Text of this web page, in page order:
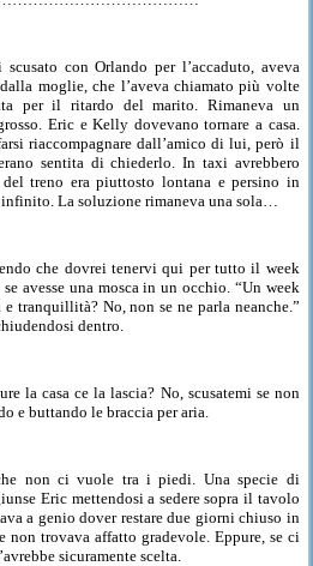
scusato con Orlando per l’accaduto, aveva
moglie, che l’aveva chiamato più volte
per il ritardo del marito. Rimaneva un
Eric e Kelly dovevano tornare a casa.
riaccompagnare dall’amico di lui, però il
sentita di chiederlo. In taxi avrebbero
treno erapiuttosto lontana e persino in
La soluzione rimaneva una sola…
che dovrei tenervi qui per tutto il week
avesse una mosca in un occhio. “Un week
e tranquillità? No, non se ne parla neanche.”
dentro.
la casa ce la lascia? No, scusatemi se non
e buttando le braccia per aria.
non ci vuole tra i piedi. Una specie di
Eric mettendosi a sedere sopra il tavolo
a genio dover restaredue giorni chiuso in
non trovava affatto gradevole. Eppure, se ci
sicuramente scelta.